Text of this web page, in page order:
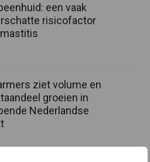
een vaak
risicofactor
ziet volume en
groeien in
Nederlandse